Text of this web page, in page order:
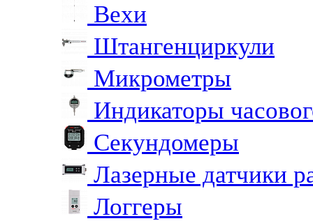
Вехи
Штангенциркули
Микрометры
Индикаторы
Секундомеры
Лазерные датчики
Логгеры